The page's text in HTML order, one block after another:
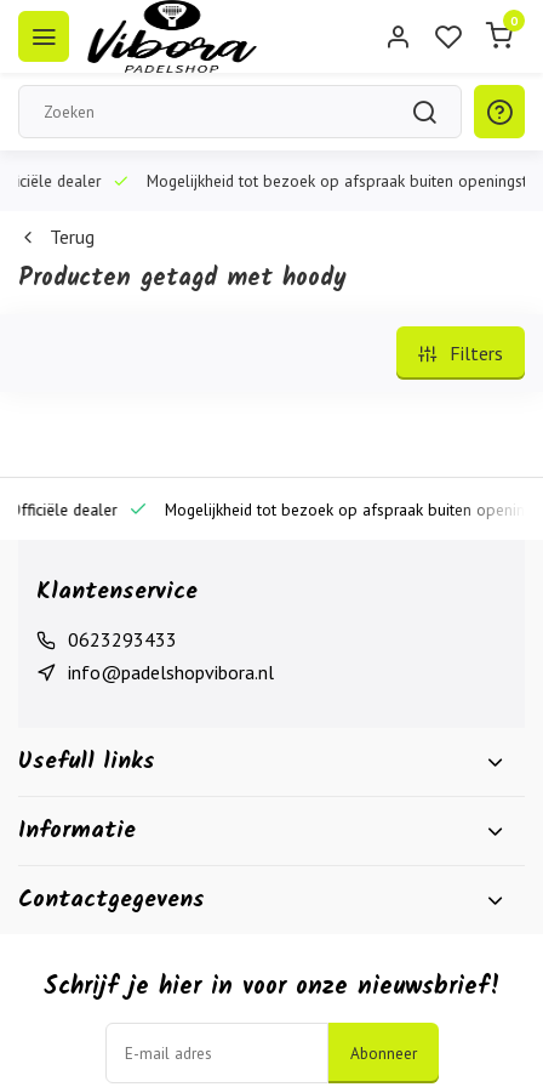
0
dealer Mogelijkheid tot bezoek op afspraak buiten openingstijden
Terug
Producten getagd met hoody
Filters
dealer Mogelijkheid tot bezoek op afspraak buiten
Klantenservice
0623293433
info@padelshopvibora.nl
Usefull links
Informatie
Contactgegevens
Schrijf je hier in voor onze nieuwsbrief!
Abonneer